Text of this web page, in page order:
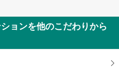
ョンを他のこだわりから